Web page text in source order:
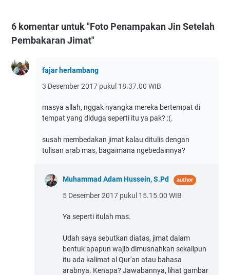
6 komentar untuk "Foto Penampakan Jin Setelah
Pembakaran Jimat"
fajar herlambang
3 Desember 2017 pukul 18.37.00 WIB
masya allah, nggak nyangka mereka bertempat di
tempat yang diduga seperti itu ya pak? :(.
susah membedakan jimat kalau ditulis dengan
tulisan arab mas, bagaimana ngebedainnya?
Muhammad Adam Hussein, S.Pd
5 Desember 2017 pukul 15.15.00 WIB
Ya seperti itulah mas.
Udah saya sebutkan diatas, jimat dalam
bentuk apapun wajib dimusnahkan sekalipun
itu ada kalimat al Qur'an atau bahasa
arabnya. Kenapa? Jawabannya, lihat gambar